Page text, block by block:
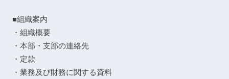
■組織案内
・組織概要
・本部・支部の連絡先
・定款
・業務及び財務に関する資料